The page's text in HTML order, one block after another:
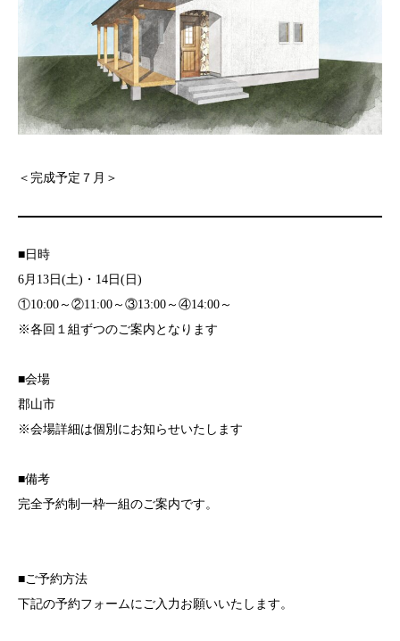
＜完成予定７月＞
■日時
6月13日(土)・14日(日)
①10:00～②11:00～③13:00～④14:00～
※各回１組ずつのご案内となります
■会場
郡山市
※会場詳細は個別にお知らせいたします
■備考
完全予約制一枠一組のご案内です。
■ご予約方法
下記の予約フォームにご入力お願いいたします。